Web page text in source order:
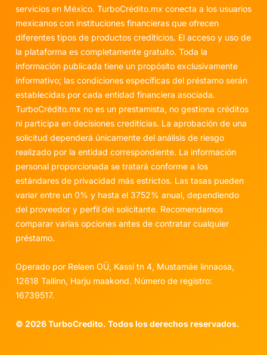
servicios en México. TurboCrédito.mx conecta a los usuarios
mexicanos con instituciones financieras que ofrecen
diferentes tipos de productos crediticios. El acceso y uso de
la plataforma es completamente gratuito. Toda la
información publicada tiene un propósito exclusivamente
informativo; las condiciones específicas del préstamo serán
establecidas por cada entidad financiera asociada.
TurboCrédito.mx no es un prestamista, no gestiona créditos
ni participa en decisiones crediticias. La aprobación de una
solicitud dependerá únicamente del análisis de riesgo
realizado por la entidad correspondiente. La información
personal proporcionada se tratará conforme a los
estándares de privacidad más estrictos. Las tasas pueden
variar entre un 0% y hasta el 3752% anual, dependiendo
del proveedor y perfil del solicitante. Recomendamos
comparar varias opciones antes de contratar cualquier
préstamo.
Operado por Relaen OÜ, Kassi tn 4, Mustamäe linnaosa,
12618 Tallinn, Harju maakond. Número de registro:
16739517.
© 2026TurboCredito. Todos los derechos reservados.